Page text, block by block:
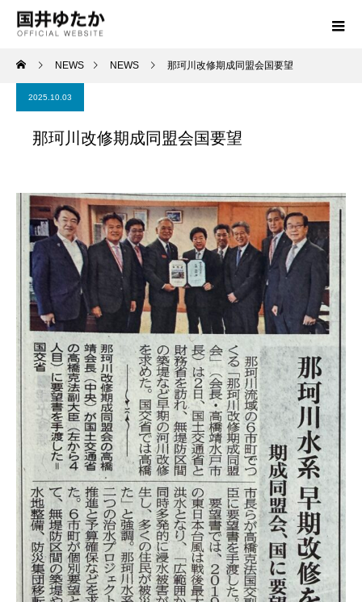
NEWS NEWS 那珂川改修期成同盟会国要望
2025.10.03
那珂川改修期成同盟会国要望